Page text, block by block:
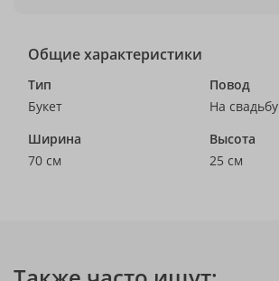
Общие характеристики
Тип
Букет
Повод
На свадьбу
Ширина
70 см
Высота
25 см